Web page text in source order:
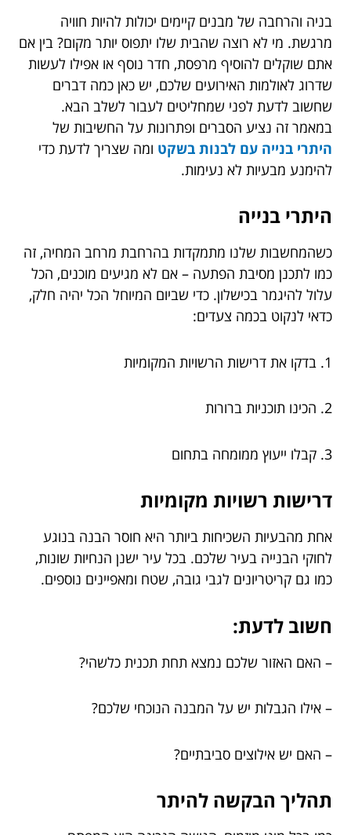
בניה והרחבה של מבנים קיימים יכולות להיות חוויה
מרגשת. מי לא רוצה שהבית שלו יתפוס יותר מקום? בין אם
אתם שוקלים להוסיף מרפסת, חדר נוסף או אפילו לעשות
שדרוג לאולמות האירועים שלכם, יש כאן כמה דברים
שחשוב לדעת לפני שמחליטים לעבור לשלב הבא.
במאמר זה נציע הסברים ופתרונות על החשיבות של
היתרי בנייה עם לבנות בשקט ומה שצריך לדעת כדי
להימנע מבעיות לא נעימות.
היתרי בנייה
כשהמחשבות שלנו מתמקדות בהרחבת מרחב המחיה, זה
כמו לתכנן מסיבת הפתעה – אם לא מגיעים מוכנים, הכל
עלול להיגמר בכישלון. כדי שביום המיוחל הכל יהיה חלק,
כדאי לנקוט בכמה צעדים:
1. בדקו את דרישות הרשויות המקומיות
2. הכינו תוכניות ברורות
3. קבלו ייעוץ ממומחה בתחום
דרישות רשויות מקומיות
אחת מהבעיות השכיחות ביותר היא חוסר הבנה בנוגע
לחוקי הבנייה בעיר שלכם. בכל עיר ישנן הנחיות שונות,
כמו גם קריטריונים לגבי גובה, שטח ומאפיינים נוספים.
חשוב לדעת:
– האם האזור שלכם נמצא תחת תכנית כלשהי?
– אילו הגבלות יש על המבנה הנוכחי שלכם?
– האם יש אילוצים סביבתיים?
תהליך הבקשה להיתר